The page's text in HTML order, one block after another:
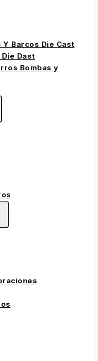
Barcos Die Cast
Dast
Bombas y